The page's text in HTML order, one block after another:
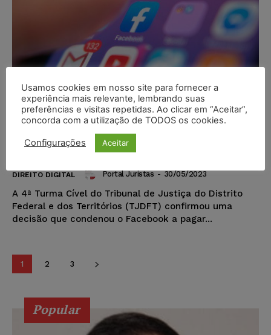
Facebook é condenado a indenizar
usuários vítimas de invasão de
conta e de estelionato
DIREITO DIGITAL Portal Juristas - 30/05/2023
A 4ª Turma Cível do Tribunal de Justiça do Distrito
Federal e dos Territórios (TJDFT) confirmou uma
decisão que condenou o Facebook a pagar...
1 2 3
Popular
Usamos cookies em nosso site para fornecer a
experiência mais relevante, lembrando suas
preferências e visitas repetidas. Ao clicar em “Aceitar”,
concorda com a utilização de TODOS os cookies.
Configurações Aceitar